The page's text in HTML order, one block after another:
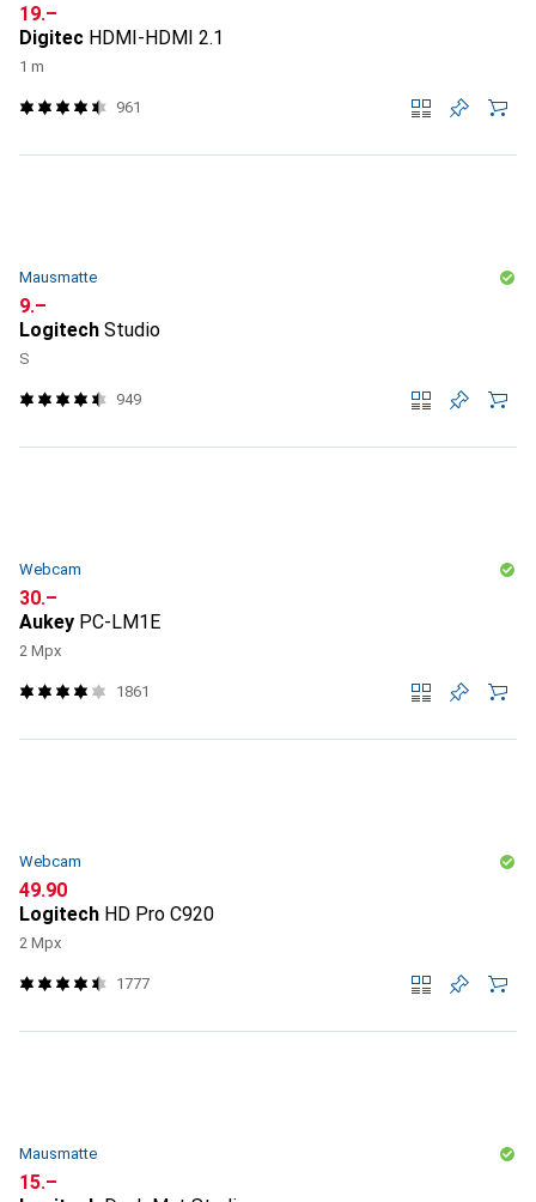
CHF
19.–
Digitec HDMI-HDMI 2.1
1 m
961
Mausmatte
CHF
9.–
Logitech Studio
S
949
Webcam
CHF
30.–
Aukey PC-LM1E
2 Mpx
1861
Webcam
CHF
49.90
Logitech HD Pro C920
2 Mpx
1777
Mausmatte
CHF
15.–